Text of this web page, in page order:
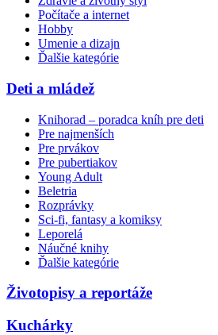
Počítače a internet
Hobby
Umenie a dizajn
Ďalšie kategórie
Deti a mládež
Knihorad – poradca kníh pre deti
Pre najmenších
Pre prvákov
Pre pubertiakov
Young Adult
Beletria
Rozprávky
Sci-fi, fantasy a komiksy
Leporelá
Náučné knihy
Ďalšie kategórie
Životopisy a reportáže
Kuchárky